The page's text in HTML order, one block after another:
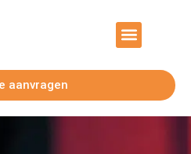
aanvragen